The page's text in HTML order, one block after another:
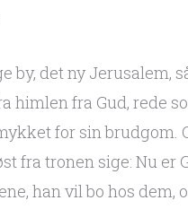
by, det ny Jerusalem,
himlen fra Gud, rede
for sin brudgom.
fra tronen sige: Nu er
han vil bo hos dem,